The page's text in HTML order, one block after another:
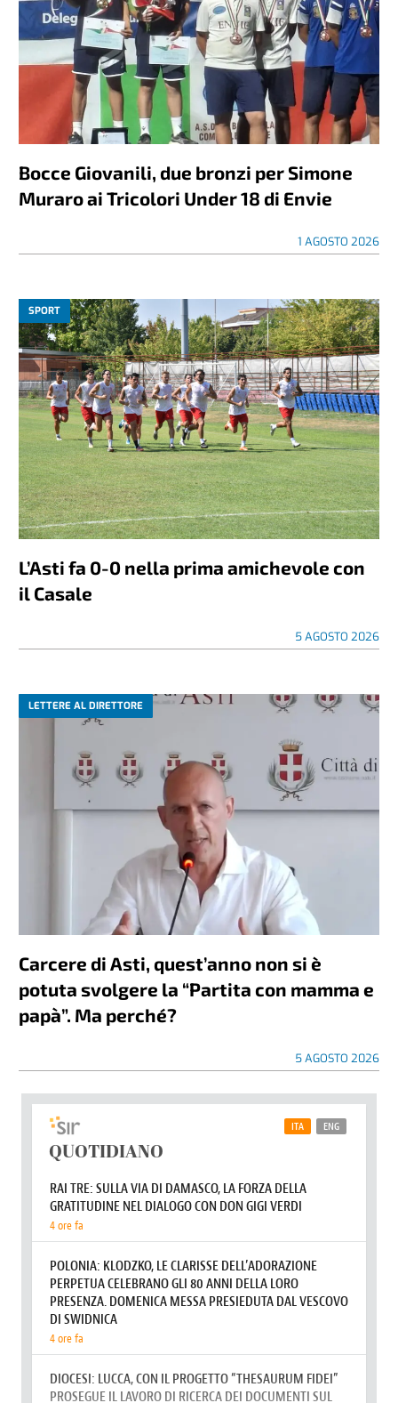
Bocce Giovanili, due bronzi per Simone
Muraro ai Tricolori Under 18 di Envie
1 AGOSTO 2026
SPORT
L’Asti fa 0-0 nella prima amichevole con
il Casale
5 AGOSTO 2026
LETTERE AL DIRETTORE
Carcere di Asti, quest’anno non si è
potuta svolgere la “Partita con mamma e
papà”. Ma perché?
5 AGOSTO 2026